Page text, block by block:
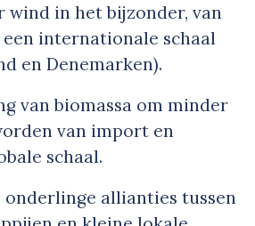
wind in het bijzonder, van
internationale schaal
en Denemarken).
van biomassa om minder
van import en
schaal.
allianties tussen